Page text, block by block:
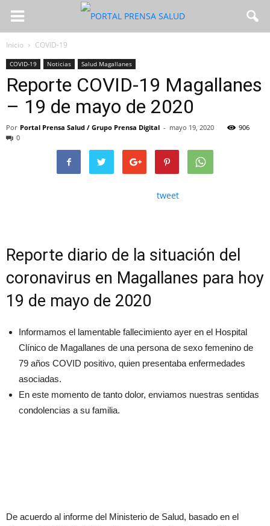
Inicio COVID-19
COVID-19 Noticias Salud Magallanes
Reporte COVID-19 Magallanes
– 19 de mayo de 2020
Por Portal Prensa Salud / Grupo Prensa Digital - mayo 19, 2020
906
0
tweet
Reporte diario de la situación del
coronavirus en Magallanes para hoy
19 de mayo de 2020
Informamos el lamentable fallecimiento ayer en el Hospital
Clínico de Magallanes de una persona de sexo femenino de
79 años COVID positivo, quien presentaba enfermedades
asociadas.
En este momento de tanto dolor, enviamos nuestras sentidas
condolencias a su familia.
De acuerdo al informe del Ministerio de Salud, basado en el